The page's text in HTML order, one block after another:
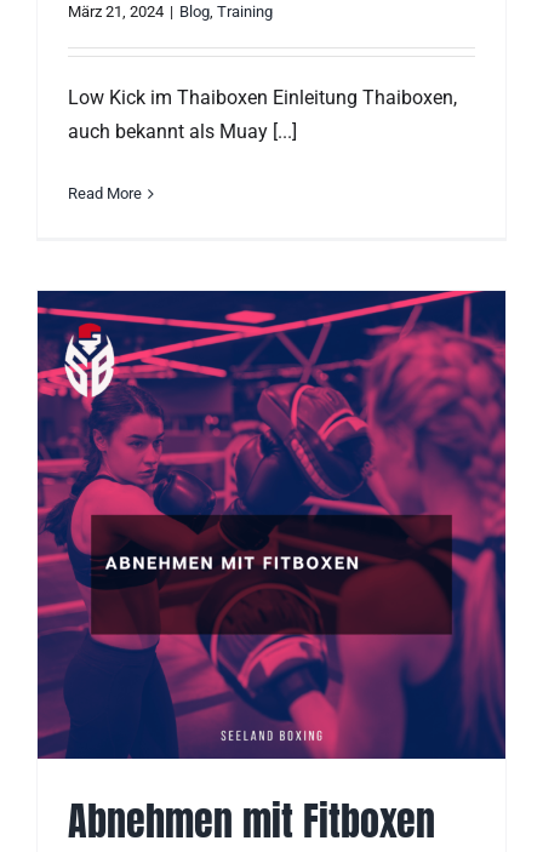
März 21, 2024 | Blog, Training
Low Kick im Thaiboxen Einleitung Thaiboxen,
auch bekannt als Muay [...]
Read More
Abnehmen mit Fitboxen